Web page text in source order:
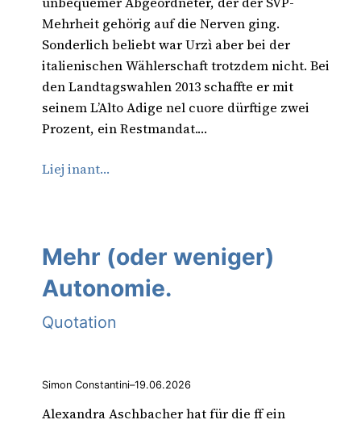
Mehrheit gehörig auf die Nerven ging.
Sonderlich beliebt war Urzì aber bei der
italienischen Wählerschaft trotzdem nicht. Bei
den Landtagswahlen 2013 schaffte er mit
seinem L’Alto Adige nel cuore dürftige zwei
Prozent, ein Restmandat.…
Liej inant…
Mehr (oder weniger)
Autonomie.
Quotation
Simon Constantini–19.06.2026
Alexandra Aschbacher hat für die ff ein